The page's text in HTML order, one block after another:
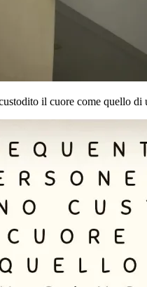
il cuore come quello